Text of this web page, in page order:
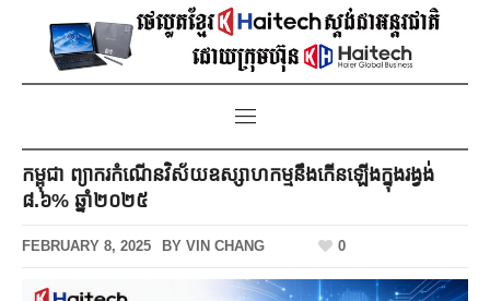
កម្ពុជា ព្យាករកំណើនវិស័យឧស្សាហកម្មនឹងកើនឡើងក្នុងរង្វង់
៨.៦% ឆ្នាំ២០២៥
FEBRUARY 8, 2025 BY VIN CHANG 0